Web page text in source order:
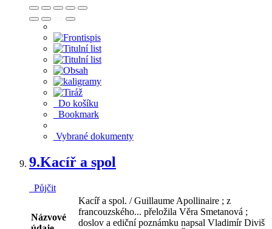
Do košíku
Bookmark
Vybrané dokumenty
9.Kacíř a spol
Půjčit
Názvové
Kacíř a spol. / Guillaume Apollinaire ; z
francouzského... přeložila Věra Smetanová ;
doslov a ediční poznámku napsal Vladimír Diviš